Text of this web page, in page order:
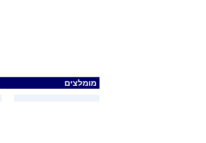
מומלצים